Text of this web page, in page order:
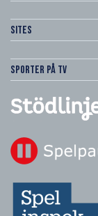
Sites
Sporter på TV